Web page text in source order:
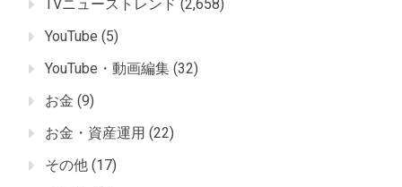
TVニューストレンド (2,658)
YouTube (5)
YouTube・動画編集 (32)
お金 (9)
お金・資産運用 (22)
その他 (17)